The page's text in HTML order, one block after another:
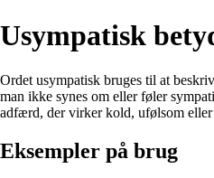
Usympatisk
Ordet usympatisk bruges til at
man ikke synes om eller føler
adfærd, der virker kold, ufølsom eller
Eksempler på brug